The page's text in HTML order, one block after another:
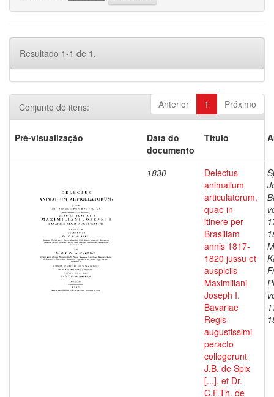
Resultado 1-1 de 1.
Anterior 1 Próximo
Conjunto de itens:
Pré-visualização
Data do
documento
Título
1830
Delectus
animalium
articulatorum,
quae in
itinere per
Brasiliam
annis 1817-
1820 jussu et
auspiciis
Maximiliani
Joseph I.
Bavariae
Regis
augustissimi
peracto
collegerunt
J.B. de Spix
[...], et Dr.
C.F.Th. de